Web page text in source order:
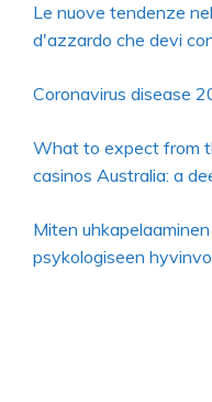
Le nuove tendenze
d'azzardo che devi
Coronavirus disease
What to expect from
casinos Australia: a
Miten
psykologiseen